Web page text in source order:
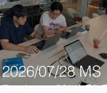
2026/07/28 MS